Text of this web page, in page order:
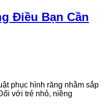
Điều Bạn Cần
phục hình răng nhằm sắp
với trẻ nhỏ, niềng